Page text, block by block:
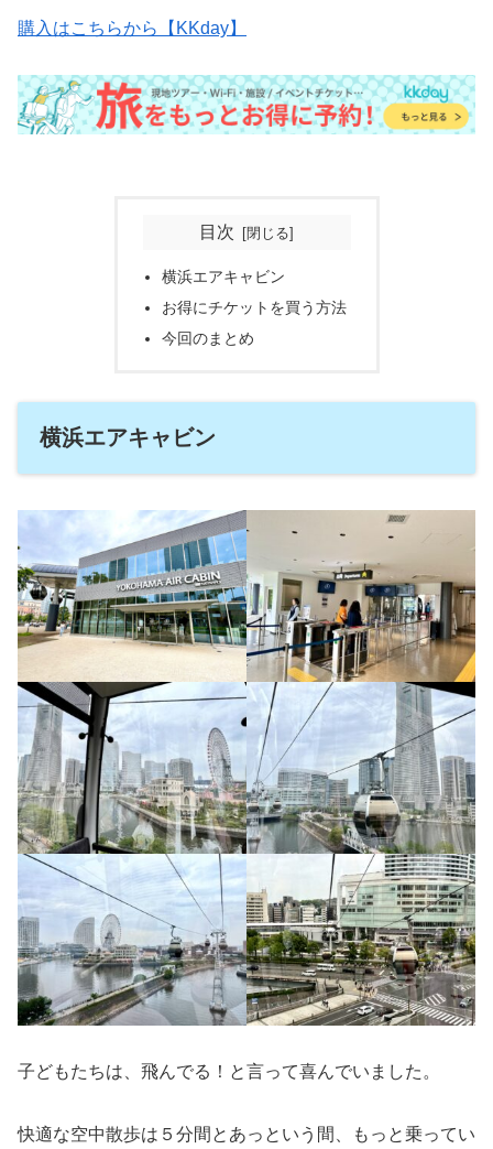
購入はこちらから【KKday】
目次
横浜エアキャビン
お得にチケットを買う方法
今回のまとめ
横浜エアキャビン
子どもたちは、飛んでる！と言って喜んでいました。
快適な空中散歩は５分間とあっという間、もっと乗ってい